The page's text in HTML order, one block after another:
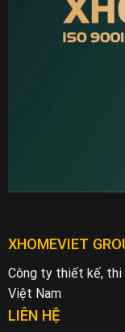
XHOMEVIET
Công ty thiết kế, thi
Việt Nam
LIÊN HỆ